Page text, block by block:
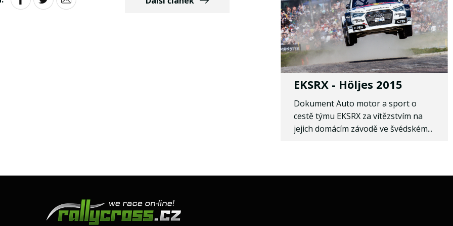
EKSRX - Höljes 2015
Dokument Auto motor a sport o
cestě týmu EKSRX za vítězstvím na
jejich domácím závodě ve švédském...